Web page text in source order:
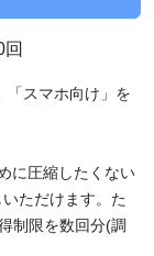
「スマホ向け」を
に圧縮したくない
ただけます。た
制限を数回分(調